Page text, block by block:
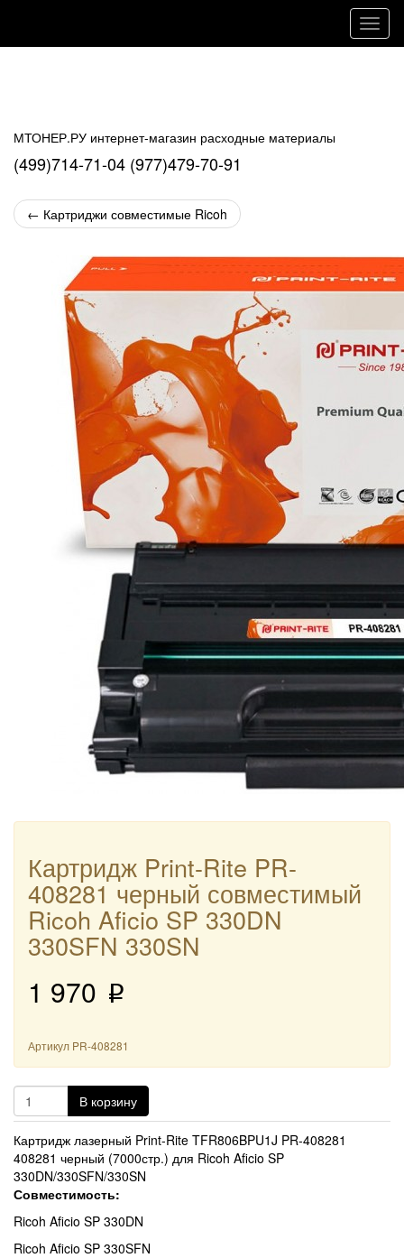
МТОНЕР.РУ интернет-магазин расходные материалы
(499)714-71-04 (977)479-70-91
← Картриджи совместимые Ricoh
Картридж Print-Rite PR-
408281 черный совместимый
Ricoh Aficio SP 330DN
330SFN 330SN
1 970 p
Артикул PR-408281
В корзину
Картридж лазерный Print-Rite TFR806BPU1J PR-408281
408281 черный (7000стр.) для Ricoh Aficio SP
330DN/330SFN/330SN
Совместимость:
Ricoh Aficio SP 330DN
Ricoh Aficio SP 330SFN